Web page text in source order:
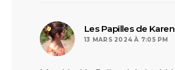
Les Papilles de Karen
13 MARS 2024 À 7:05 PM